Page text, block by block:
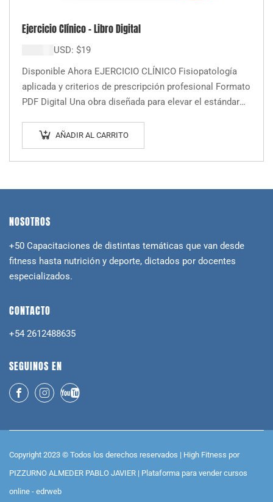
Ejercicio Clínico – Libro Digital
USD: $19
Disponible Ahora EJERCICIO CLÍNICO Fisiopatología
aplicada y criterios de prescripción profesional Formato
PDF Digital Una obra diseñada para elevar el estándar
AÑADIR AL CARRITO
NOSOTROS
+50 Capacitaciones de distintas temáticas que van desde
fitness hasta nutrición y deporte, dictados por docentes
especializados.
CONTACTO
+54 2612488635
SEGUINOS EN
Copyright 2023 © Todos los derechos reservados | High Fitness por
PIZZURNO ALMEDER PABLO JAVIER | Plataforma para vender cursos
online - edrweb